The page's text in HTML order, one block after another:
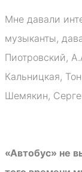
Мне давали
музыканты,
Пиотровский,
Кальницкая,
Шемякин,
«Автобус» не